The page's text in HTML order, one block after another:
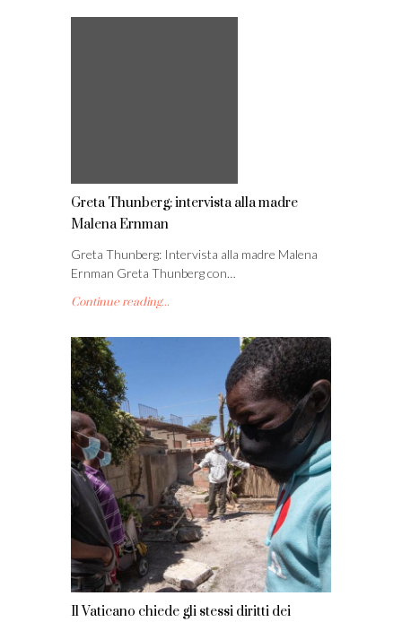
Greta Thunberg: intervista alla madre
Malena Ernman
Greta Thunberg: Intervista alla madre Malena
Ernman Greta Thunberg con…
Continue reading...
Il Vaticano chiede gli stessi diritti dei